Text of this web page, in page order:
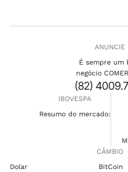
ANUNCIE
É sempre um
negócio
(82)
IBOVESPA
Resumo do mercado:
CÂMBIO
Dolar
BitCoin